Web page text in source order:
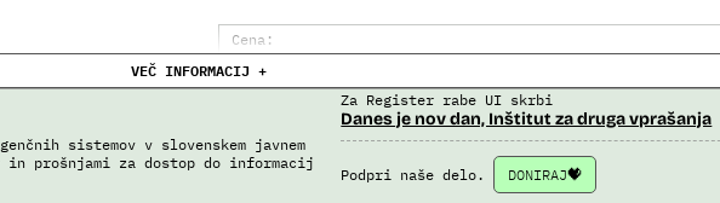
Cena:
Analiza učinka na človekove pravice opravljena:
Analiza učinka na osebne podatke opravljena:
VEČ INFORMACIJ +
sistemov v slovenskem javnem
in prošnjami za dostop do informacij
Za Register rabe UI skrbi
Danes je nov dan, Inštitut za druga vprašanja
Podpri naše delo. DONIRAJ